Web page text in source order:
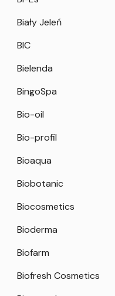
Biały Jeleń
BIC
Bielenda
BingoSpa
Bio-oil
Bio-profil
Bioaqua
Biobotanic
Biocosmetics
Bioderma
Biofarm
Biofresh Cosmetics